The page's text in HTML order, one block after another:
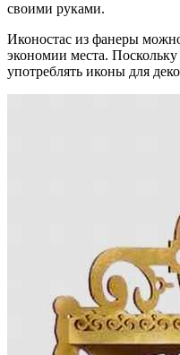
своими руками.
Иконостас из фанеры
экономии места.
употреблять иконы для